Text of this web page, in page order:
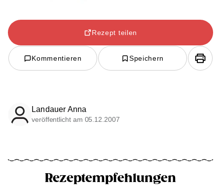
Rezept teilen
Kommentieren Speichern
Landauer Anna
veröffentlicht am 05.12.2007
Rezeptempfehlungen